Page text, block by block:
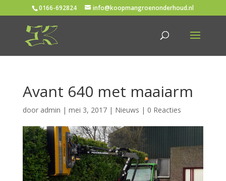
0166-692824 info@koopmangroenonderhoud.nl
Avant 640 met maaiarm
door admin | mei 3, 2017| Nieuws | 0 Reacties